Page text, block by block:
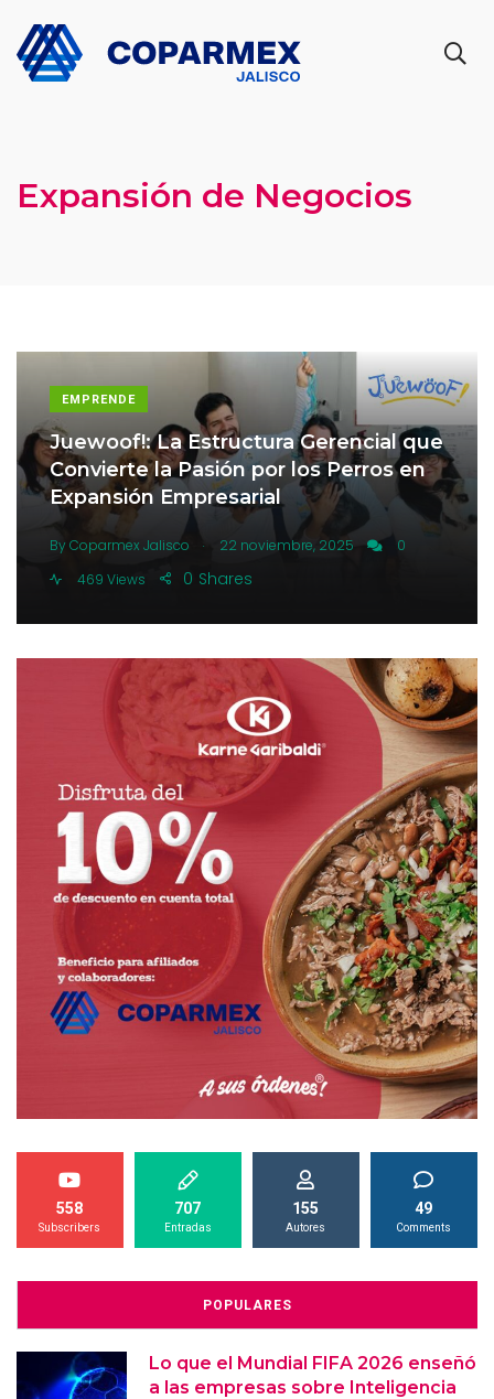
Expansión de Negocios
EMPRENDE
Juewoof!: La Estructura Gerencial que
Convierte la Pasión por los Perros en
Expansión Empresarial
By Coparmex Jalisco . 22 noviembre, 2025
0
469 Views
Shares
0
558
Subscribers
707
Entradas
155
Autores
49
Comments
POPULARES
Lo que el Mundial FIFA 2026 enseñó
a las empresas sobre Inteligencia